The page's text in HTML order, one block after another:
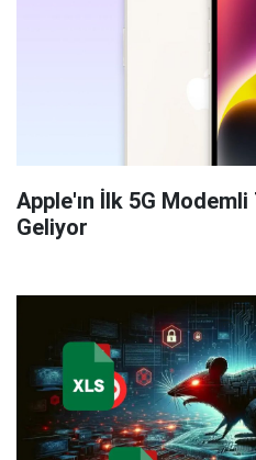
Apple'ın İlk 5G
Geliyor